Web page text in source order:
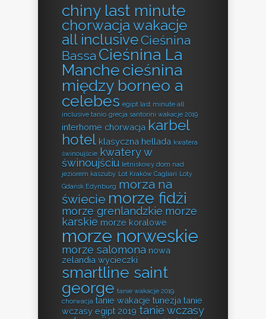
chiny last minute
chorwacja wakacje
all inclusiveCieśnina
Bassa Cieśnina La
Manchecieśnina
między borneo a
celebes egipt last minute all
inclusive tanio grecja santorini wakacje 2019
interhome chorwacja karbel
hotel klasyczna hellada kwatera
świnoujście kwatery w
świnoujściu letniskowy dom nad
jeziorem kaszuby Lot Kraków Cagliari Loty
Gdańsk Edynburg morza na
świecie morze fidżi
morze grenlandzkie morze
karskie morze koralowe
morze norweskie
morze salomona nowa
zelandia wycieczki
smartline saint
george tanie wakacje 2019
chorwacja tanie wakacje tunezja tanie
wczasy egipt 2019 tanie wczasy